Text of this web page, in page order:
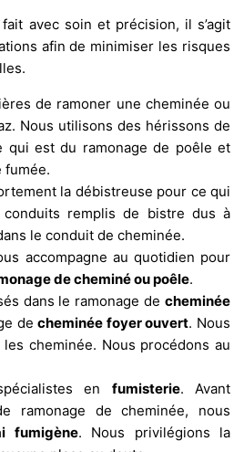
avec soin et précision, il s’agit
afin de minimiser les risques
de ramoner une cheminée ou
Nous utilisons des hérissons de
qui est du ramonage de poêle et
fumée.
la débistreuse pour ce qui
remplis de bistre dus à
le conduit de cheminée.
accompagne au quotidien pour
de cheminé ou poêle.
dans le ramonage de cheminée
decheminée foyer ouvert. Nous
cheminée. Nous procédons au
en fumisterie. Avant
ramonage de cheminée, nous
fumigène. Nous privilégions la